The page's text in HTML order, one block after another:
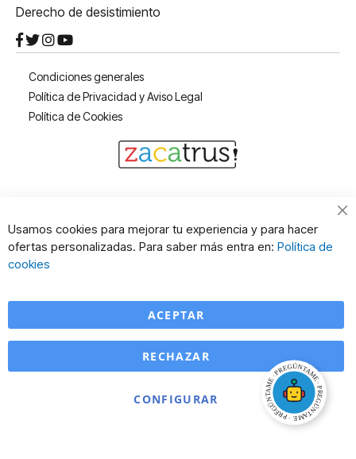
Derecho de desistimiento
Condiciones generales
Política de Privacidad y Aviso Legal
Política de Cookies
Usamos cookies para mejorar tu experiencia y para hacer
ofertas personalizadas. Para saber más entra en: Política de
cookies
ACEPTAR
CONFIGURAR
RECHAZAR